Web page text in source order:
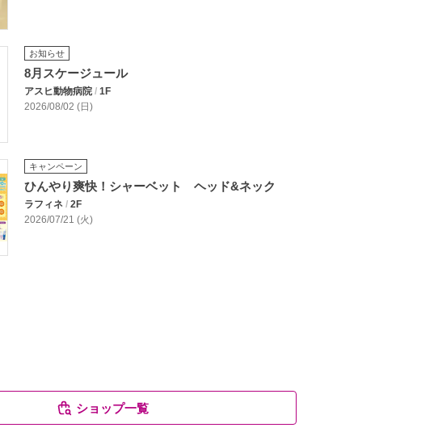
お知らせ
8月スケージュール
アスヒ動物病院 / 1F
2026/08/02 (日)
キャンペーン
ひんやり爽快！シャーベット ヘッド&ネック
ラフィネ / 2F
2026/07/21 (火)
ショップ一覧